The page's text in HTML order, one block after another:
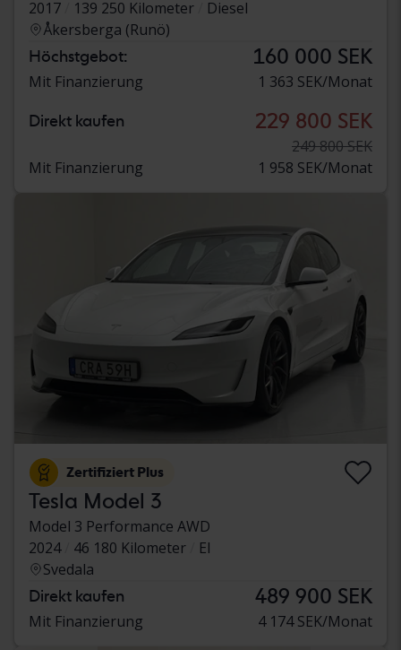
2017
139 250 Kilometer
Diesel
Åkersberga (Runö)
Höchstgebot: 160 000 SEK
Mit Finanzierung 1 363 SEK/Monat
Direkt kaufen 229 800 SEK
249 800 SEK
Mit Finanzierung
1 958 SEK/Monat
Zertifiziert Plus
Tesla Model 3
Model 3 Performance AWD
2024
46 180 Kilometer
El
Svedala
Direkt kaufen 489 900 SEK
Mit Finanzierung 4 174 SEK/Monat